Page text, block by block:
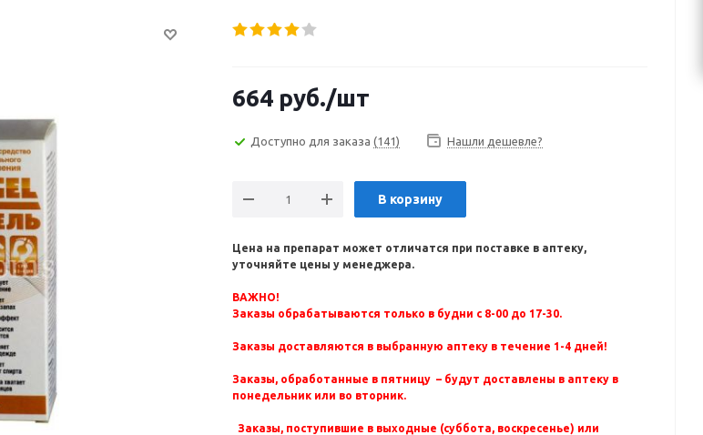
664 руб./шт
Доступно для заказа (141) Нашли дешевле?
В корзину
Цена на препарат может отличатся при поставке в аптеку,
уточняйте цены у менеджера.
ВАЖНО!
Заказы обрабатываются только в будни с 8-00 до 17-30.
Заказы доставляются в выбранную аптеку в течение 1-4 дней!
Заказы, обработанные в пятницу – будут доставлены в аптеку в
понедельник или во вторник.
Заказы, поступившие в выходные (суббота, воскресенье) или